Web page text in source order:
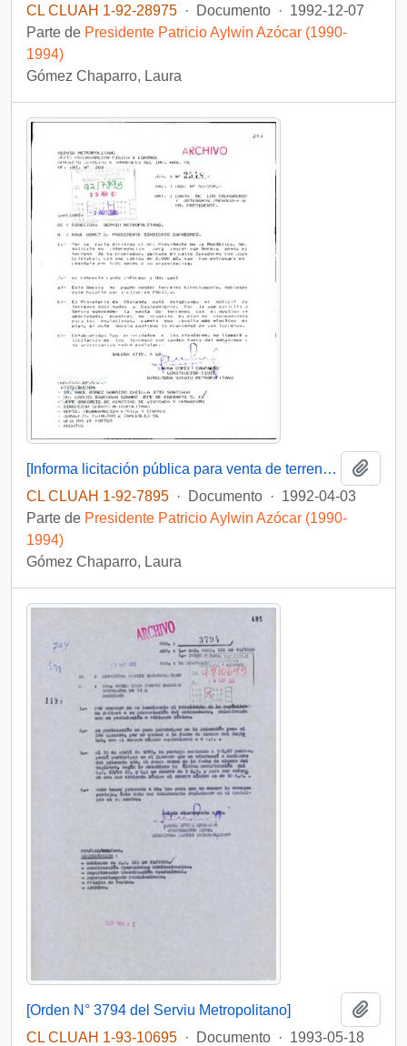
CL CLUAH 1-92-28975 · Documento · 1992-12-07
Parte de Presidente Patricio Aylwin Azócar (1990-
1994)
Gómez Chaparro, Laura
[Informa licitación pública para venta de terreno por medio de SERVIU]
CL CLUAH 1-92-7895 · Documento · 1992-04-03
Parte de Presidente Patricio Aylwin Azócar (1990-
1994)
Gómez Chaparro, Laura
[Orden N° 3794 del Serviu Metropolitano]
CL CLUAH 1-93-10695 · Documento · 1993-05-18